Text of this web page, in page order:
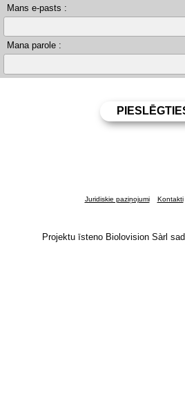
Mans e-pasts :
Mana parole :
Juridiskie paziņojumi Kontakti
Projektu īsteno Biolovision Sàrl